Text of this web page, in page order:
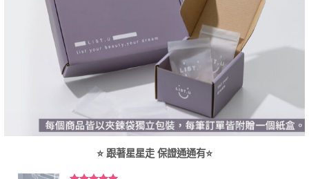
⭐ 跟著星星走 保證通通有⭐